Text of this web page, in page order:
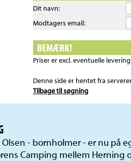
Dit navn:
Modtagers email:
BEMÆRK!
Priser er excl. eventuelle
Denne side er hentet fra
Tilbage til søgning
Olsen - bornholmer - er nu på
Camping mellem Herning